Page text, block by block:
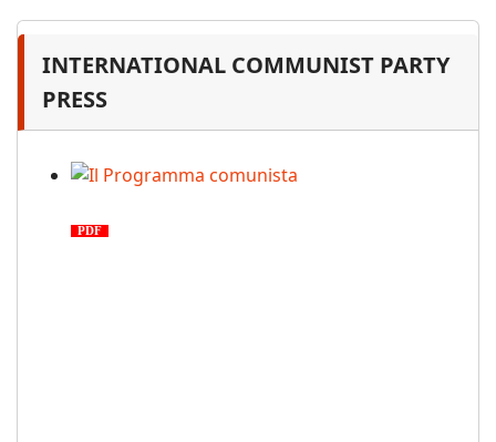
INTERNATIONAL COMMUNIST PARTY
PRESS
PDF